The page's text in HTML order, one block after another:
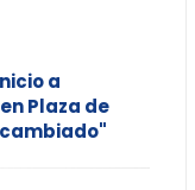
a
Plaza de